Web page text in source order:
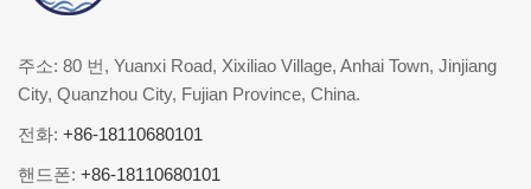
주소: 80 번, Yuanxi Road, Xixiliao Village, Anhai Town, Jinjiang
City, Quanzhou City, Fujian Province, China.
전화: +86-18110680101
핸드폰: +86-18110680101